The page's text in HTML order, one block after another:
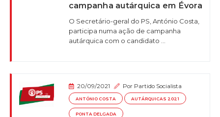
campanha autárquica em Évora
O Secretário-geral do PS, António Costa,
participa numa ação de campanha
autárquica com o candidato ...
20/09/2021 Por Partido Socialista
ANTÓNIO COSTA AUTÁRQUICAS 2021
PONTA DELGADA